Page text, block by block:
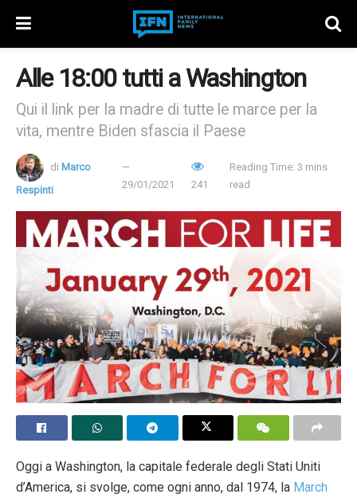
Alle 18:00 tutti a Washington
Qui il link per la madre di tutte le marce per la
vita, mentre Biden sfascia il Paese
di Marco
Respinti
29/01/2021 241
Reading Time: 3 mins
read
Oggi a Washington, la capitale federale degli Stati Uniti
d’America, si svolge, come ogni anno, dal 1974, la March